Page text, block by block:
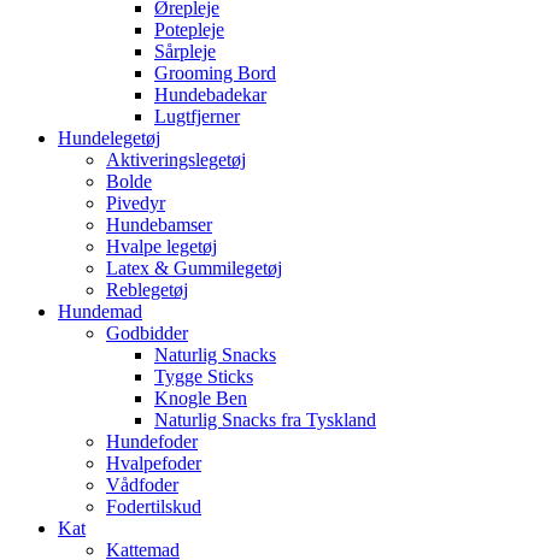
Ørepleje
Potepleje
Sårpleje
Grooming Bord
Hundebadekar
Lugtfjerner
Hundelegetøj
Aktiveringslegetøj
Bolde
Pivedyr
Hundebamser
Hvalpe legetøj
Latex & Gummilegetøj
Reblegetøj
Hundemad
Godbidder
Naturlig Snacks
Tygge Sticks
Knogle Ben
Naturlig Snacks fra Tyskland
Hundefoder
Hvalpefoder
Vådfoder
Fodertilskud
Kat
Kattemad